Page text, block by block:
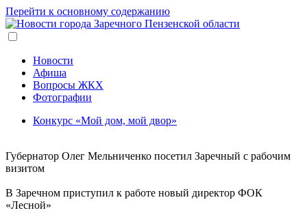
Перейти к основному содержанию
Новости
Афиша
Вопросы ЖКХ
Фотографии
Конкурс «Мой дом, мой двор»
Губернатор Олег Мельниченко посетил Заречный с рабочим
визитом
В Заречном приступил к работе новый директор ФОК
«Лесной»